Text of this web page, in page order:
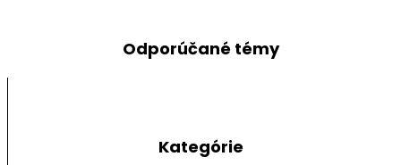
Odporúčané témy
Kategórie